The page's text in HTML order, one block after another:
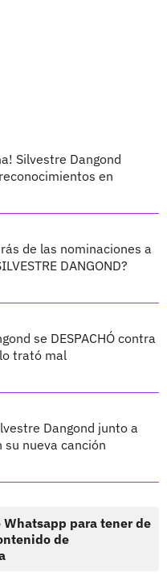
Silvestre Dangond
en
de las nominaciones a
DANGOND?
se DESPACHÓ contra
trató mal
Dangond junto a
nueva canción
para tener de
de